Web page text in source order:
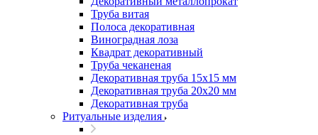
Труба витая
Полоса декоративная
Виноградная лоза
Квадрат декоративный
Труба чеканеная
Декоративная труба 15х15 мм
Декоративная труба 20х20 мм
Декоративная труба
Ритуальные изделия